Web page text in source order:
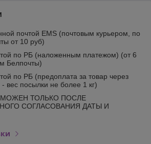
почтой EMS (почтовым курьером, по
от 10 руб)
по РБ (наложенным платежом) (от 6
Белпочты)
по РБ (предоплата за товар через
вес посылки не более 1 кг)
ТОЛЬКО ПОСЛЕ
СОГЛАСОВАНИЯ ДАТЫ И